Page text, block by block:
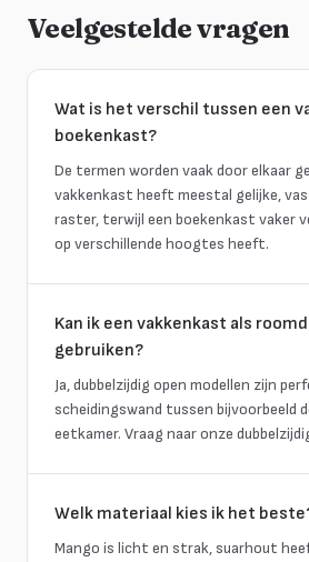
Veelgestelde vragen
Wat is het verschil tussen een
boekenkast?
De termen worden vaak door elkaar
vakkenkast heeft meestal gelijke,
raster, terwijl een boekenkast vaker
op verschillende hoogtes heeft.
Kan ik een vakkenkast als
gebruiken?
Ja, dubbelzijdig open modellen zijn
scheidingswand tussen bijvoorbeeld
eetkamer. Vraag naar onze
Welk materiaal kies ik het
Mango is licht en strak, suarhout